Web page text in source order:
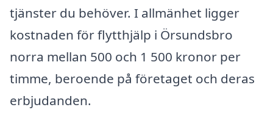
tjänster du behöver. I allmänhet ligger
kostnaden för flytthjälp i Örsundsbro
norra mellan 500 och 1 500 kronor per
timme, beroende på företaget och deras
erbjudanden.